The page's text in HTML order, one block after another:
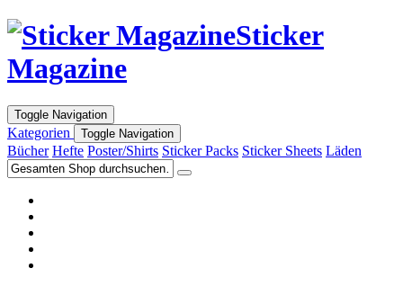
Sticker
Magazine
Toggle Navigation
Kategorien Toggle Navigation
Bücher Hefte Poster/Shirts Sticker Packs Sticker Sheets Läden